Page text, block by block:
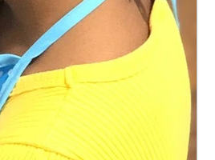
TEMPRANA